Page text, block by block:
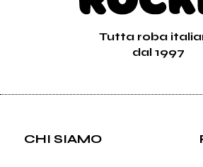
Tutta roba
dal 1997
CHI SIAMO